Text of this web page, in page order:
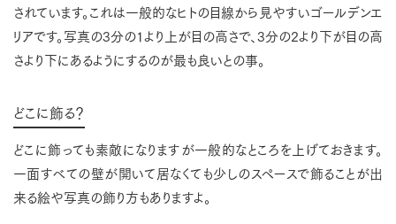
されています。これは一般的なヒトの目線から見やすいゴールデンエ
リアです。写真の3分の1より上が目の高さで、3分の2より下が目の高
さより下にあるようにするのが最も良いとの事。
どこに飾る？
どこに飾っても素敵になりますが一般的なところを上げておきます。
一面すべての壁が開いて居なくても少しのスペースで飾ることが出
来る絵や写真の飾り方もありますよ。